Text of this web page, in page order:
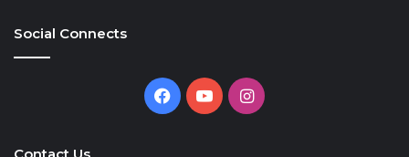
Social Connects
Facebook
YouTubeInstagram
Contact Us